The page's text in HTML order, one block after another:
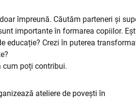
împreună. Căutăm parteneri și
importante în formarea copiilor.
educație? Crezi în puterea
cum poți contribui.
ateliere de povești în